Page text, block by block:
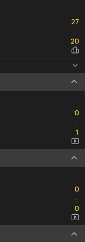
27
:20
20
0
:1
1
0
:0
0